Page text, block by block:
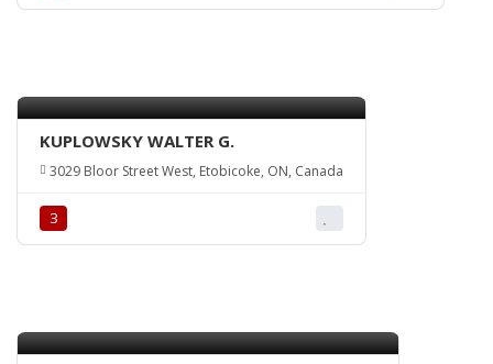
KUPLOWSKY WALTER G.
3029 Bloor Street West, Etobicoke, ON, Canada
З